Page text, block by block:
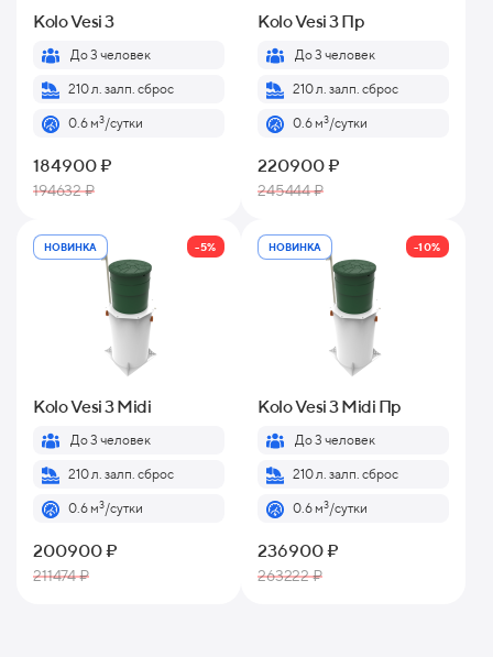
Kolo Vesi 3
До 3 человек
210 л. залп. сброс
0.6 м3/сутки
184900 ₽
194632 ₽
Kolo Vesi 3 Пр
До 3 человек
210 л. залп. сброс
0.6 м3/сутки
220900 ₽
245444 ₽
НОВИНКА -5%
Kolo Vesi 3 Midi
До 3 человек
210 л. залп. сброс
0.6 м3/сутки
200900 ₽
211474 ₽
НОВИНКА -10%
Kolo Vesi 3 Midi Пр
До 3 человек
210 л. залп. сброс
0.6 м3/сутки
236900 ₽
263222 ₽